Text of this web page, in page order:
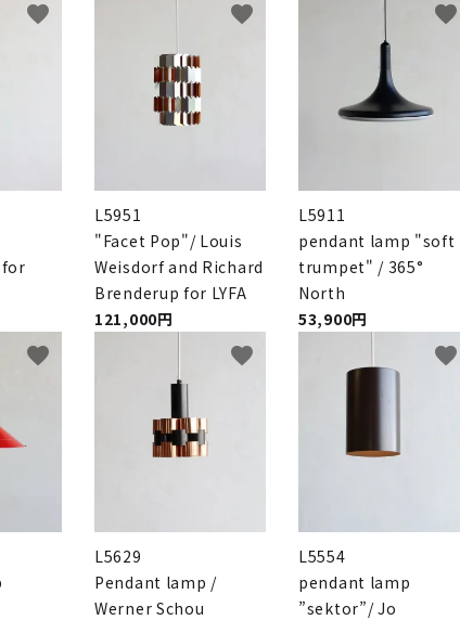
favorite
L5951
"Facet Pop"/ Louis
Weisdorf and Richard
Brenderup for LYFA
121,000円
favorite
L5911
pendant lamp "soft
trumpet" / 365°
North
53,900円
favorite
favorite
L5629
Pendant lamp /
Werner Schou
favorite
L5554
pendant lamp
”sektor”/ Jo
favorite